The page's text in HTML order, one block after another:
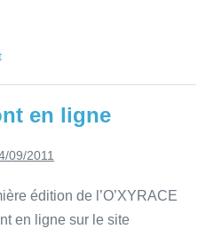
en ligne
09/2011
édition de l’O’XYRACE
en ligne sur le site